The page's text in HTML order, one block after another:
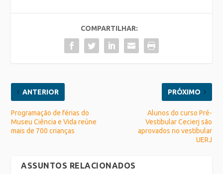
COMPARTILHAR:
ANTERIOR
Programação de férias do
Museu Ciência e Vida reúne
mais de 700 crianças
PRÓXIMO
Alunos do curso Pré-
Vestibular Cecierj são
aprovados no vestibular
UERJ
ASSUNTOS RELACIONADOS